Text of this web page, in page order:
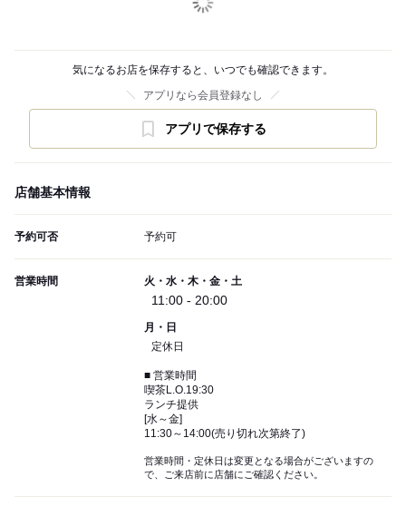
気になるお店を保存すると、いつでも確認できます。
アプリなら会員登録なし
アプリで保存する
店舗基本情報
予約可否 予約可
営業時間 火・水・木・金・土
11:00 - 20:00
月・日
定休日
■ 営業時間
喫茶L.O.19:30
ランチ提供
[水～金]
11:30～14:00(売り切れ次第終了)
営業時間・定休日は変更となる場合がございますの
で、ご来店前に店舗にご確認ください。